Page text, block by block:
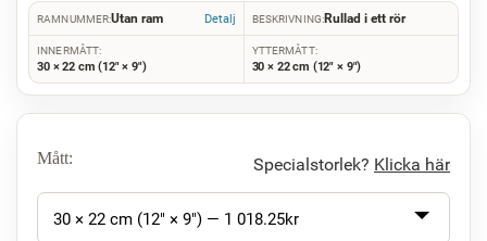
RAMNUMMER:Utan ram Detalj BESKRIVNING:Rullad i ett rör
INNERMÅTT:
30 × 22 cm (12" × 9")
YTTERMÅTT:
30 × 22 cm (12" × 9")
Mått: Specialstorlek? Klicka här
30 × 22 cm (12" × 9") — 1 018.25kr